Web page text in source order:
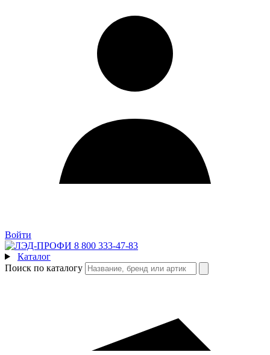
Войти
8 800 333-47-83
Каталог
Поиск по каталогу